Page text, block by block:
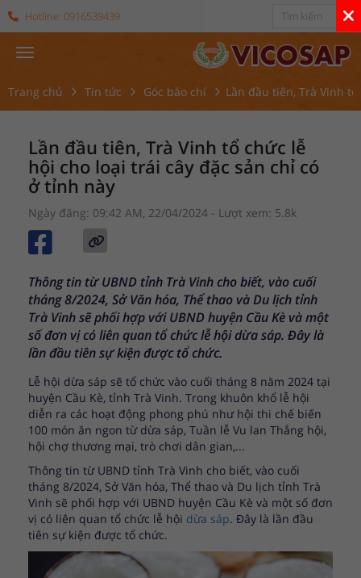
Hotline: 0916539439
Trang chủ Tin tức Góc báo chí Lần đầu tiên, Trà Vinh
Lần đầu tiên, Trà Vinh tổ chức lễ
hội cho loại trái cây đặc sản chỉ có
ở tỉnh này
Ngày đăng: 09:42 AM, 22/04/2024 - Lượt xem: 5.8k
Thông tin từ UBND tỉnh Trà Vinh cho biết, vào cuối
tháng 8/2024, Sở Văn hóa, Thể thao và Du lịch tỉnh
Trà Vinh sẽ phối hợp với UBND huyện Cầu Kè và một
số đơn vị có liên quan tổ chức lễ hội dừa sáp. Đây là
lần đầu tiên sự kiện được tổ chức.
Lễ hội dừa sáp sẽ tổ chức vào cuối tháng 8 năm 2024 tại
huyện Cầu Kè, tỉnh Trà Vinh. Trong khuôn khổ lễ hội
diễn ra các hoạt động phong phú như hội thi chế biến
100 món ăn ngon từ dừa sáp, Tuần lễ Vu lan Thắng hội,
hội chợ thương mại, trò chơi dân gian,...
Thông tin từ UBND tỉnh Trà Vinh cho biết, vào cuối
tháng 8/2024, Sở Văn hóa, Thể thao và Du lịch tỉnh Trà
Vinh sẽ phối hợp với UBND huyện Cầu Kè và một số đơn
vị có liên quan tổ chức lễ hội dừa sáp. Đây là lần đầu
tiên sự kiện được tổ chức.